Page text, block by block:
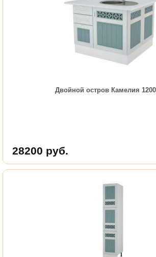
Двойной остров Камелия
28200 руб.